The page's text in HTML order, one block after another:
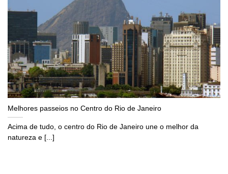
Melhores passeios no Centro do Rio de Janeiro
Acima de tudo, o centro do Rio de Janeiro une o melhor da
natureza e [...]